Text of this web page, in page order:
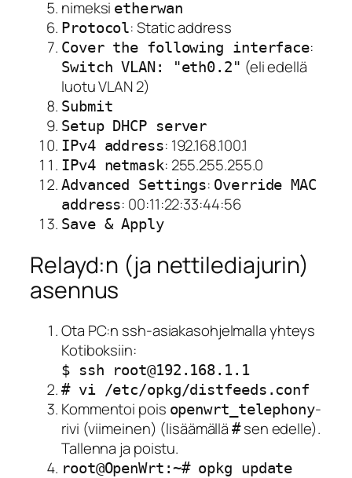
nimeksi etherwan
Protocol: Static address
Cover the following interface:
Switch VLAN: "eth0.2" (eli edellä
luotu VLAN 2)
Submit
Setup DHCP server
IPv4 address: 192.168.100.1
IPv4 netmask: 255.255.255.0
Advanced Settings: Override MAC
address: 00:11:22:33:44:56
Save & Apply
Relayd:n (ja nettilediajurin)
asennus
Ota PC:n ssh-asiakasohjelmalla yhteys
Kotiboksiin:
$ ssh root@192.168.1.1
# vi /etc/opkg/distfeeds.conf
Kommentoi pois openwrt_telephony-
rivi (viimeinen) (lisäämällä#sen edelle).
Tallenna ja poistu.
root@OpenWrt:~# opkg update